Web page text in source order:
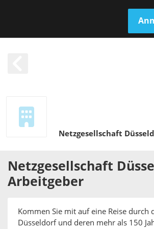
Netzgesellschaft
Netzgesellschaft
Arbeitgeber
Kommen Sie mit auf eine Reise durch
Düsseldorf und deren mehr als 150